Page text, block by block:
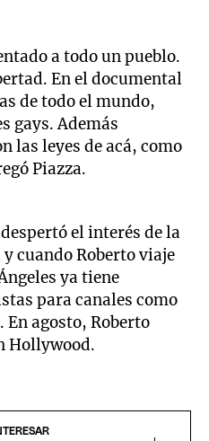
a todo un pueblo.
En el documental
de todo el mundo,
gays. Además
las leyes de acá, como
Piazza.
el interés de la
cuando Roberto viaje
ya tiene
para canales como
agosto, Roberto
Hollywood.